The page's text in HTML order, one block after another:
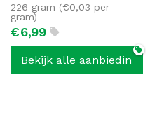
€6,99
226 gram (€0,03 per
gram)
Bekijk alle aanbiedingen